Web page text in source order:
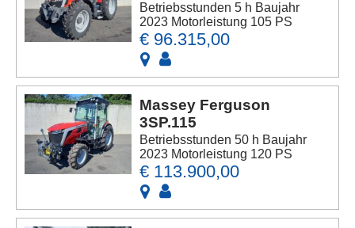
Betriebsstunden 5 h Baujahr
2023 Motorleistung 105 PS
€ 96.315,00
Massey Ferguson
3SP.115
Betriebsstunden 50 h Baujahr
2023 Motorleistung 120 PS
€ 113.900,00